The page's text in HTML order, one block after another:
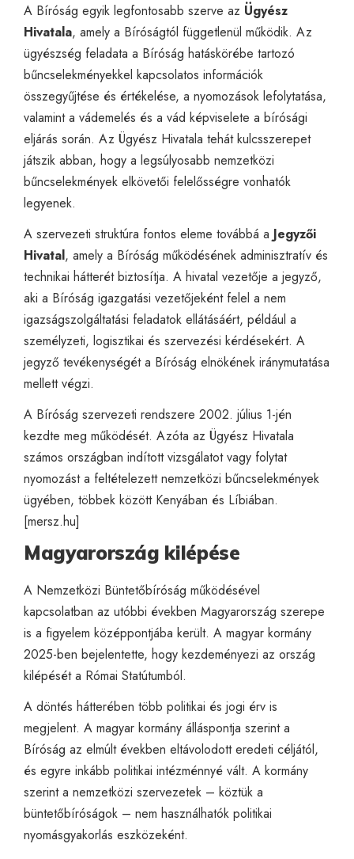
A Bíróság egyik legfontosabb szerve az Ügyész
Hivatala, amely a Bíróságtól függetlenül működik. Az
ügyészség feladata a Bíróság hatáskörébe tartozó
bűncselekményekkel kapcsolatos információk
összegyűjtése és értékelése, a nyomozások lefolytatása,
valamint a vádemelés és a vád képviselete a bírósági
eljárás során. Az Ügyész Hivatala tehát kulcsszerepet
játszik abban, hogy a legsúlyosabb nemzetközi
bűncselekmények elkövetői felelősségre vonhatók
legyenek.
A szervezeti struktúra fontos eleme továbbá a Jegyzői
Hivatal, amely a Bíróság működésének adminisztratív és
technikai hátterét biztosítja. A hivatal vezetője a jegyző,
aki a Bíróság igazgatási vezetőjeként felel a nem
igazságszolgáltatási feladatok ellátásáért, például a
személyzeti, logisztikai és szervezési kérdésekért. A
jegyző tevékenységét a Bíróság elnökének iránymutatása
mellett végzi.
A Bíróság szervezeti rendszere 2002. július 1-jén
kezdte meg működését. Azóta az Ügyész Hivatala
számos országban indított vizsgálatot vagy folytat
nyomozást a feltételezett nemzetközi bűncselekmények
ügyében, többek között Kenyában és Líbiában.
[mersz.hu]
Magyarország kilépése
A Nemzetközi Büntetőbíróság működésével
kapcsolatban az utóbbi években Magyarország szerepe
is a figyelem középpontjába került. A magyar kormány
2025-ben bejelentette, hogy kezdeményezi az ország
kilépését a Római Statútumból.
A döntés hátterében több politikai és jogi érv is
megjelent. A magyar kormány álláspontja szerint a
Bíróság az elmúlt években eltávolodott eredeti céljától,
és egyre inkább politikai intézménnyé vált. A kormány
szerint a nemzetközi szervezetek – köztük a
büntetőbíróságok – nem használhatók politikai
nyomásgyakorlás eszközeként.